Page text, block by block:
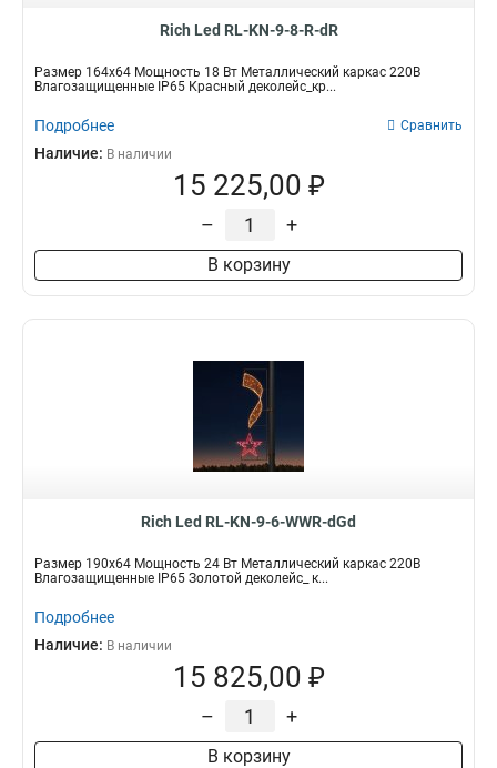
Rich Led RL-KN-9-8-R-dR
Размер 164х64 Мощность 18 Вт Металлический каркас 220В
Влагозащищенные IP65 Красный деколейс_кр...
Подробнее Сравнить
Наличие: В наличии
15 225,00 ₽
– +
В корзину
Rich Led RL-KN-9-6-WWR-dGd
Размер 190х64 Мощность 24 Вт Металлический каркас 220В
Влагозащищенные IP65 Золотой деколейс_ к...
Подробнее
Наличие: В наличии
15 825,00 ₽
– +
В корзину